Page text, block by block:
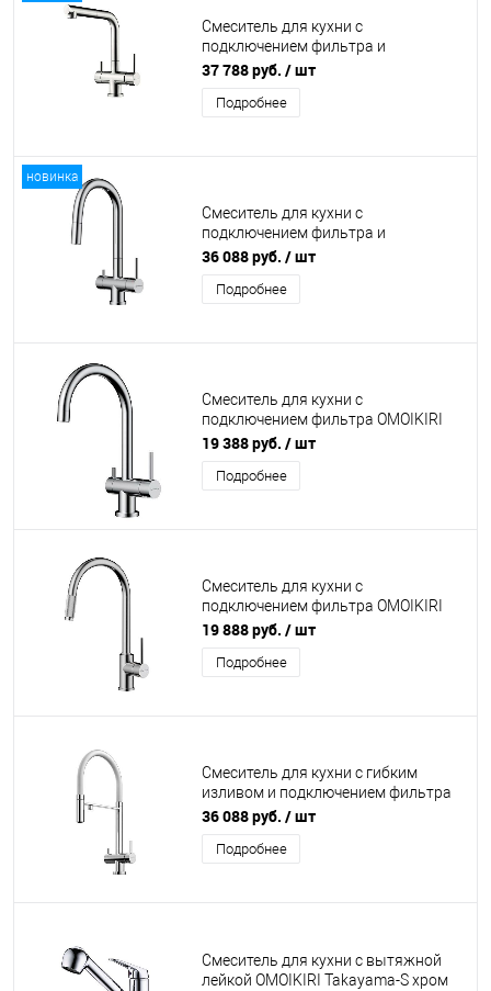
Смеситель для кухни с
подключением фильтра и
выдвижной лейкой OMOIKIRI
Takamatsu-S нержавеющая сталь
37 788 руб. / шт
Подробнее
новинка
Смеситель для кухни с
подключением фильтра и
выдвижной лейкой OMOIKIRI Akita-S
нержавеющая сталь, хром
36 088 руб. / шт
Подробнее
Смеситель для кухни с
подключением фильтра OMOIKIRI
Yamada (13 цветов)
19 388 руб. / шт
Подробнее
Смеситель для кухни с
подключением фильтра OMOIKIRI
Tamura BN нержавеющая сталь
19 888 руб. / шт
Подробнее
Смеситель для кухни с гибким
изливом и подключением фильтра
OMOIKIRI Kanto (4 цвета)
36 088 руб. / шт
Подробнее
Смеситель для кухни с вытяжной
лейкой OMOIKIRI Takayama-S хром